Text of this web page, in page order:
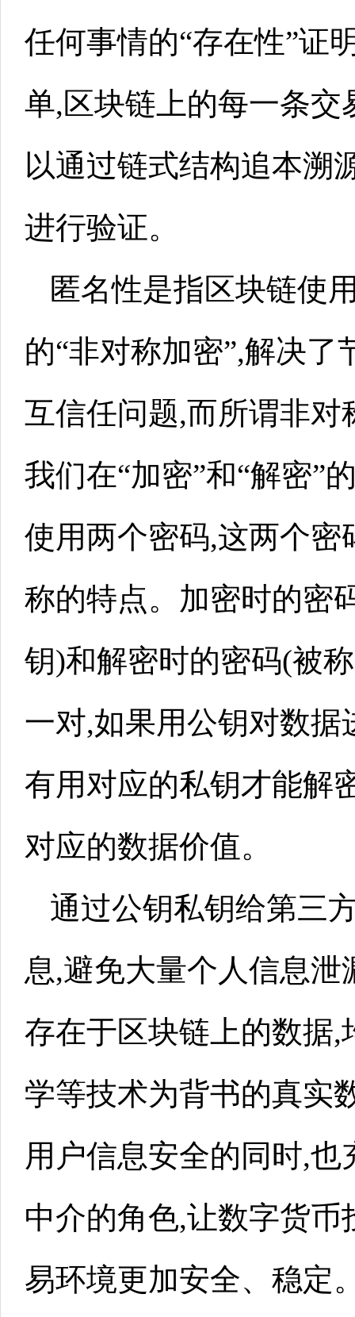
任何事情的“存在性”证
单,区块链上的每一条交
以通过链式结构追本溯
进行验证。
匿名性是指区块链使
的“非对称加密”,解决了
互信任问题,而所谓非对
我们在“加密”和“解密”
使用两个密码,这两个密
称的特点。加密时的密
钥)和解密时的密码(被
一对,如果用公钥对数据
有用对应的私钥才能解
对应的数据价值。
通过公钥私钥给第三
息,避免大量个人信息泄
存在于区块链上的数据,
学等技术为背书的真实
用户信息安全的同时,也
中介的角色,让数字货币
易环境更加安全、稳定